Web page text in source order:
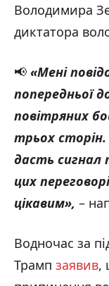
Володимира
диктатора
📢 «Мені
попередньої
повітряних
трьох
дасть сигнал
цих
цікавим», –
Водночас за
Трамп заявив,